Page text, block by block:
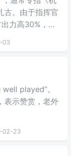
古。由于指挥官
力高30%，在
03
played”。
表示赞赏，老外
02-23